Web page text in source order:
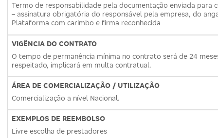
Termo de responsabilidade pela documentação enviada para
– assinatura obrigatória do responsável pela empresa, do
Plataforma com carimbo e firma reconhecida
VIGÊNCIA DO CONTRATO
O tempo de permanência mínima no contrato será de 24
respeitado, implicará em multa contratual.
ÁREA DE COMERCIALIZAÇÃO / UTILIZAÇÃO
Comercialização a nível Nacional.
EXEMPLOS DE REEMBOLSO
Livre escolha de prestadores